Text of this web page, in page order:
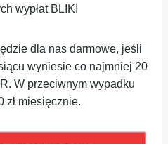
wypłat BLIK!
dla nas darmowe, jeśli
wyniesie co najmniej 20
W przeciwnym wypadku
zł miesięcznie.